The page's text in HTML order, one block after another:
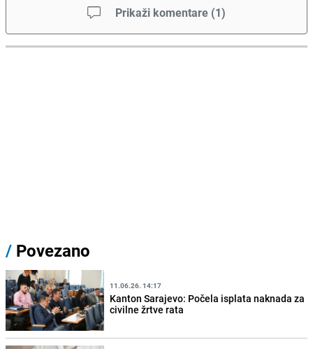
Prikaži komentare (1)
/ Povezano
11.06.26. 14:17
Kanton Sarajevo: Počela isplata naknada za
civilne žrtve rata